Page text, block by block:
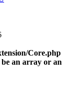
Core.php
an array or an